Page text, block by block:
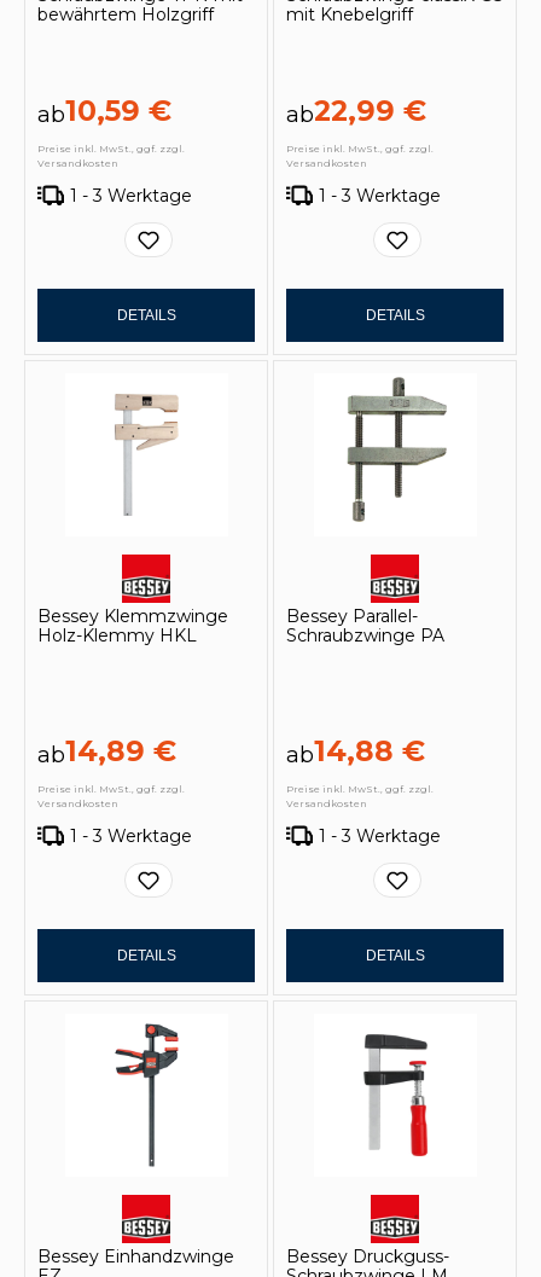
bewährtem Holzgriff
ab10,59 €
Preise inkl. MwSt., ggf. zzgl.
Versandkosten
1 - 3 Werktage
DETAILS
mit Knebelgriff
ab22,99 €
Preise inkl. MwSt., ggf. zzgl.
Versandkosten
1 - 3 Werktage
DETAILS
Bessey Klemmzwinge
Holz-Klemmy HKL
ab14,89 €
Preise inkl. MwSt., ggf. zzgl.
Versandkosten
1 - 3 Werktage
DETAILS
Bessey Parallel-
Schraubzwinge PA
ab14,88 €
Preise inkl. MwSt., ggf. zzgl.
Versandkosten
1 - 3 Werktage
DETAILS
Bessey Einhandzwinge
Bessey Druckguss-